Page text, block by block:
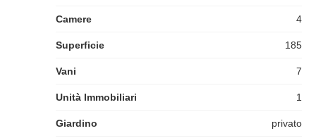
Camere 4
Superficie 185
Vani 7
Unità Immobiliari 1
Giardino privato